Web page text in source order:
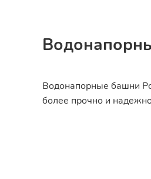
Водонапорные башни
более прочно и